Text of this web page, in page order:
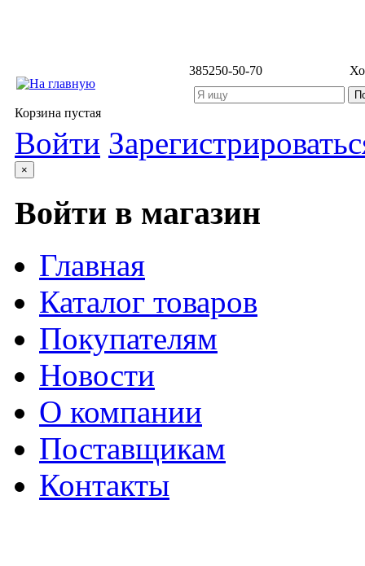
385250-50-70
Корзина пустая
Войти
×
Войти в магазин
Главная
Каталог товаров
Покупателям
Новости
О компании
Поставщикам
Контакты